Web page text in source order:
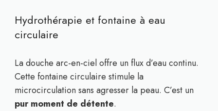
Hydrothérapie et fontaine à eau
circulaire
La douche arc-en-ciel offre un flux d’eau continu.
Cette fontaine circulaire stimule la
microcirculation sans agresser la peau. C’est un
pur moment de détente.